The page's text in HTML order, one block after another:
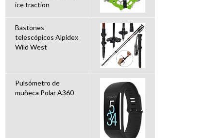
ice traction
Bastones
telescópicos Alpidex
Wild West
Pulsómetro de
muñeca Polar A360